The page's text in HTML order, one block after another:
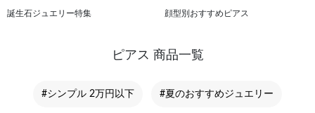
誕生石ジュエリー特集 顔型別おすすめピアス
ピアス 商品一覧
#シンプル 2万円以下 #夏のおすすめジュエリー